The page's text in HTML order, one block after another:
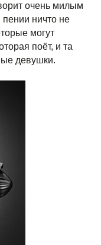
очень милым
ничто не
могут
поёт, и та
девушки.